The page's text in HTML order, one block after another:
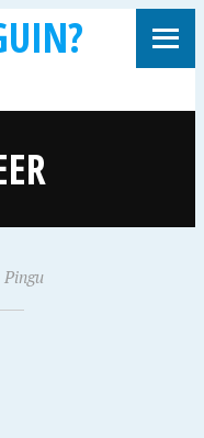
Pingu